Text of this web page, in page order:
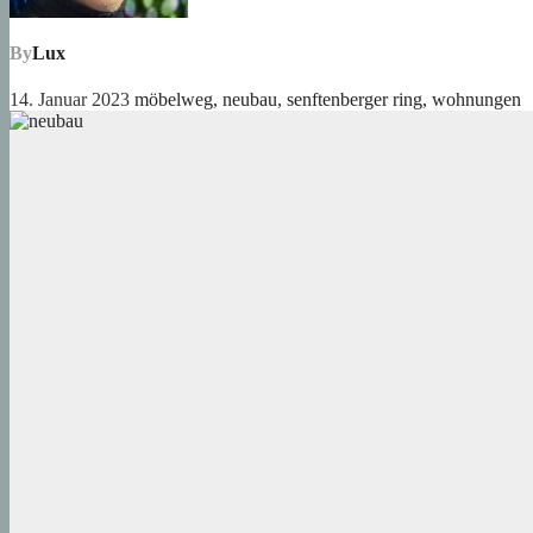
ByLux
14. Januar 2023 möbelweg, neubau, senftenberger ring, wohnungen